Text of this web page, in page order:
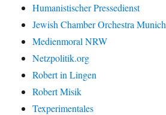
Humanistischer Pressedienst
Jewish Chamber Orchestra Munich
Medienmoral NRW
Netzpolitik.org
Robert in Lingen
Robert Misik
Texperimentales